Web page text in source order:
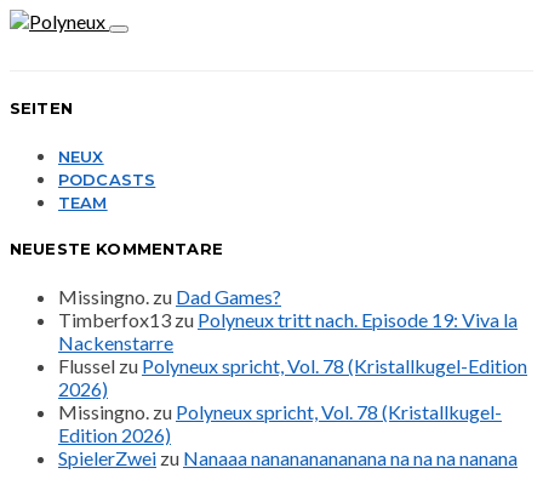
SEITEN
NEUX
PODCASTS
TEAM
NEUESTE KOMMENTARE
Missingno. zu Dad Games?
Timberfox13 zu Polyneux tritt nach. Episode 19: Viva la
Nackenstarre
Flussel zu Polyneux spricht, Vol. 78 (Kristallkugel-Edition
2026)
Missingno. zu Polyneux spricht, Vol. 78 (Kristallkugel-
Edition 2026)
SpielerZwei zu Nanaaa nanananananana na na na nanana